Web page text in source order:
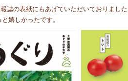
誌の表紙にもあげていただいておりました
嬉しかったです。